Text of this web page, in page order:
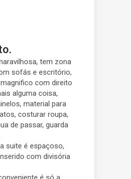
tem zona
sofás e escritório,
com direito
alguma coisa,
material para
costurar roupa,
de passar, guarda
suite é espaçoso,
com divisória